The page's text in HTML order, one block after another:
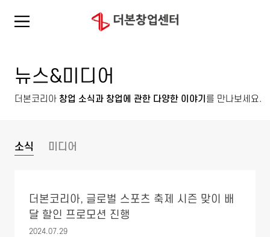
뉴스&미디어
더본코리아 창업 소식과 창업에 관한 다양한 이야기를 만나보세요.
소식 미디어
더본코리아, 글로벌 스포츠 축제 시즌 맞이 배
달 할인 프로모션 진행
2024.07.29